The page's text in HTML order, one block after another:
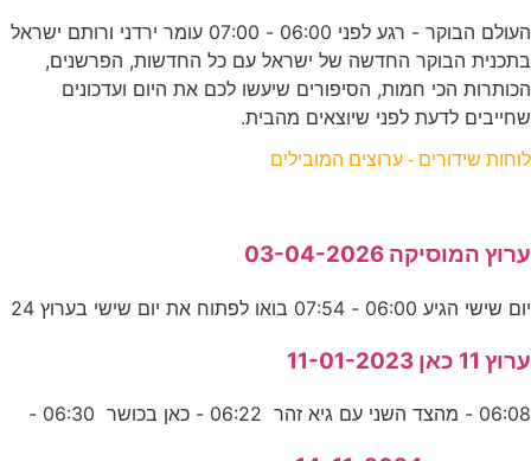
העולם הבוקר - רגע לפני 06:00 - 07:00 עומר ירדני ורותם ישראל
בתכנית הבוקר החדשה של ישראל עם כל החדשות, הפרשנים,
הכותרות הכי חמות, הסיפורים שיעשו לכם את היום ועדכונים
שחייבים לדעת לפני שיוצאים מהבית.
לוחות שידורים - ערוצים המובילים
ערוץ המוסיקה 03-04-2026
יום שישי הגיע 06:00 - 07:54 בואו לפתוח את יום שישי בערוץ 24
ערוץ 11 כאן 11-01-2023
06:08 - מהצד השני עם גיא זהר 06:22 - כאן בכושר 06:30 -